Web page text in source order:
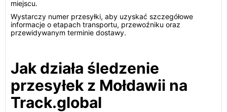
miejscu.
Wystarczy numer przesyłki, aby uzyskać szczegółowe
informacje o etapach transportu, przewoźniku oraz
przewidywanym terminie dostawy.
Jak działa śledzenie
przesyłek z Mołdawii na
Track.global